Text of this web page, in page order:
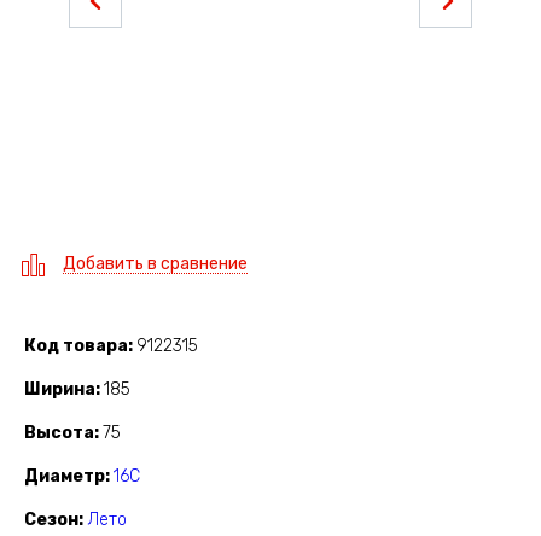
Добавить в сравнение
Код товара 9122315
Ширина 185
Высота 75
Диаметр 16C
Сезон Лето